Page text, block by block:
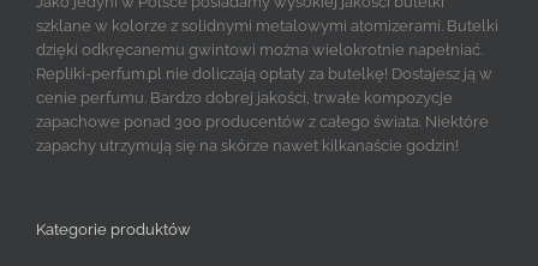
szklane w kolorze z solidnymi metalowymi atomizerami. Butelki
dzięki odkręcanemu gwintowi można wielokrotnie napełniać.
Repliki-perfum.pl nie doliczają opłaty za butelkę! Dostajesz ją w
cenie perfumu. Bardzo dobrej jakości, trwałe kompozycje
zapachowe ponad 300 producentów z całego świata. Niektóre
zapachy utrzymują się na skórze nawet kilkanaście godzin!
Kategorie produktów